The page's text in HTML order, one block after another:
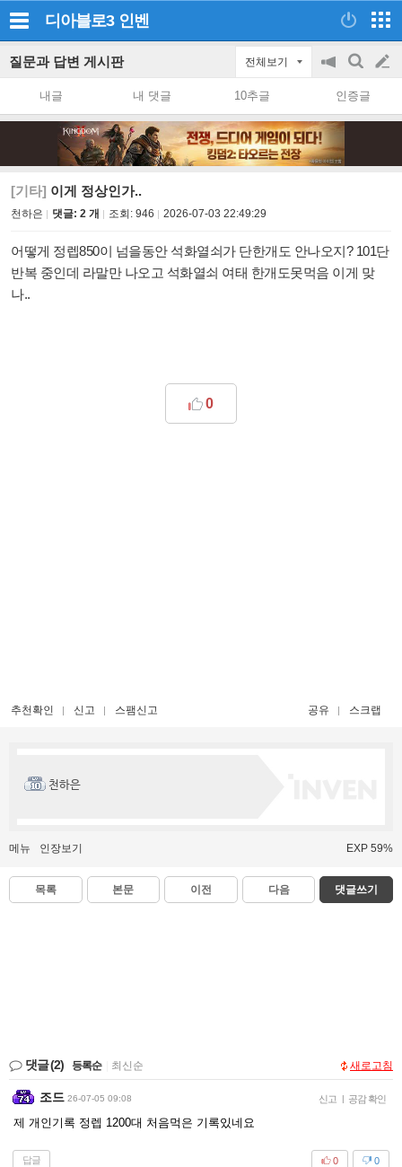
디아블로3 인벤
질문과 답변 게시판 전체보기
공
on/off
검
색
글
쓰
내글 내 댓글 10추글 인증글
[기타] 이게 정상인가..
천하은 댓글: 2 개 조회: 946 2026-07-03 22:49:29
어떻게 정렙850이 넘을동안 석화열쇠가 단한개도 안나오지? 101단
반복 중인데 라말만 나오고 석화열쇠 여태 한개도못먹음 이게 맞
나..
0
추천확인 신고 스팸신고 공유 스크랩
천하은
메뉴 인장보기 EXP 59%
목록 본문 이전 다음 댓글쓰기
댓글(2) 등록순 최신순 새로고침
조드 26-07-05 09:08 신고 | 공감 확인
제 개인기록 정렙 1200대 처음먹은 기록있네요
답글 0
0